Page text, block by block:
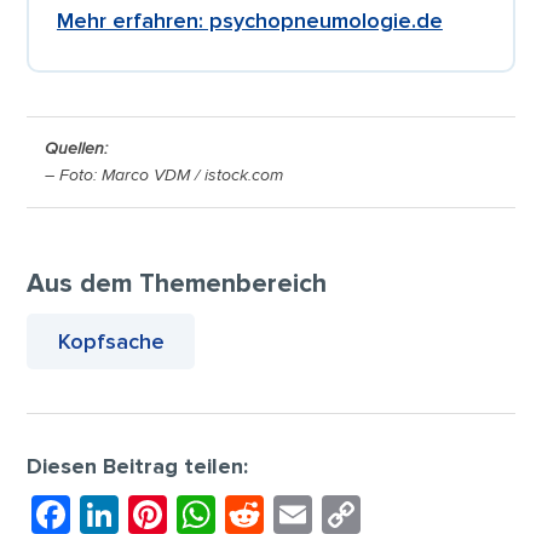
Mehr erfahren: psychopneumologie.de
Quellen:
– Foto: Marco VDM / istock.com
Aus dem Themenbereich
Kopfsache
Diesen Beitrag teilen:
F
Li
Pi W R
E